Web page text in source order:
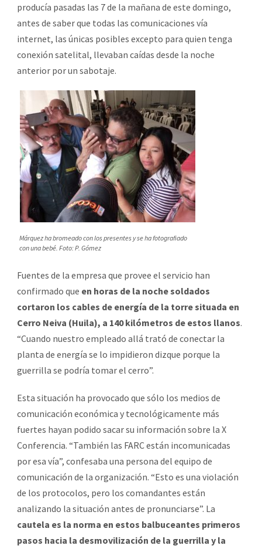
producía pasadas las 7 de la mañana de este domingo,
antes de saber que todas las comunicaciones vía
internet, las únicas posibles excepto para quien tenga
conexión satelital, llevaban caídas desde la noche
anterior por un sabotaje.
Márquez ha bromeado con los presentes y se ha fotografiado
con una bebé. Foto: P. Gómez
Fuentes de la empresa que provee el servicio han
confirmado que en horas de la noche soldados
cortaron los cables de energía de la torre situada en
Cerro Neiva (Huila), a 140 kilómetros de estos llanos.
“Cuando nuestro empleado allá trató de conectar la
planta de energía se lo impidieron dizque porque la
guerrilla se podría tomar el cerro”.
Esta situación ha provocado que sólo los medios de
comunicación económica y tecnológicamente más
fuertes hayan podido sacar su información sobre la X
Conferencia. “También las FARC están incomunicadas
por esa vía”, confesaba una persona del equipo de
comunicación de la organización. “Esto es una violación
de los protocolos, pero los comandantes están
analizando la situación antes de pronunciarse”. La
cautela es la norma en estos balbuceantes primeros
pasos hacia la desmovilización de la guerrilla y la